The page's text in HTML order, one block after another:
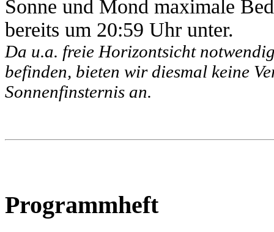
Sonne und Mond maximale
bereits um 20:59 Uhr unter.
Da u.a. freie Horizontsicht
befinden, bieten wir diesmal keine
Sonnenfinsternis an.
Programmheft